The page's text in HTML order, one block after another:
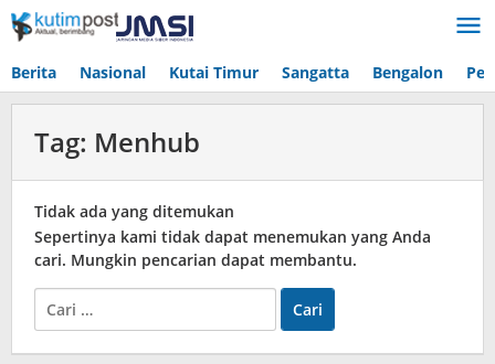
Lewati
ke
Berita Nasional Kutai Timur Sangatta Bengalon
Tag: Menhub
Tidak ada yang ditemukan
Sepertinya kami tidak dapat menemukan yang Anda
cari. Mungkin pencarian dapat membantu.
untuk: